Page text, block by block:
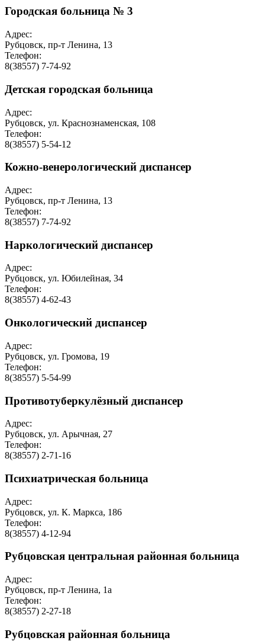
Городская больница № 3
Адрес:
Рубцовск, пр-т Ленина, 13
Телефон:
8(38557) 7-74-92
Детская городская больница
Адрес:
Рубцовск, ул. Краснознаменская, 108
Телефон:
8(38557) 5-54-12
Кожно-венерологический диспансер
Адрес:
Рубцовск, пр-т Ленина, 13
Телефон:
8(38557) 7-74-92
Наркологический диспансер
Адрес:
Рубцовск, ул. Юбилейная, 34
Телефон:
8(38557) 4-62-43
Онкологический диспансер
Адрес:
Рубцовск, ул. Громова, 19
Телефон:
8(38557) 5-54-99
Противотуберкулёзный диспансер
Адрес:
Рубцовск, ул. Арычная, 27
Телефон:
8(38557) 2-71-16
Психиатрическая больница
Адрес:
Рубцовск, ул. К. Маркса, 186
Телефон:
8(38557) 4-12-94
Рубцовская центральная районная больница
Адрес:
Рубцовск, пр-т Ленина, 1а
Телефон:
8(38557) 2-27-18
Рубцовская районная больница